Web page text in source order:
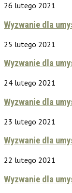
26 lutego 2021
Wyzwanie dla
25 lutego 2021
Wyzwanie dla
24 lutego 2021
Wyzwanie dla
23 lutego 2021
Wyzwanie dla
22 lutego 2021
Wyzwanie dla